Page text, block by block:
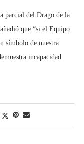
parcial del Drago de la
que “si el Equipo
símbolo de nuestra
incapacidad